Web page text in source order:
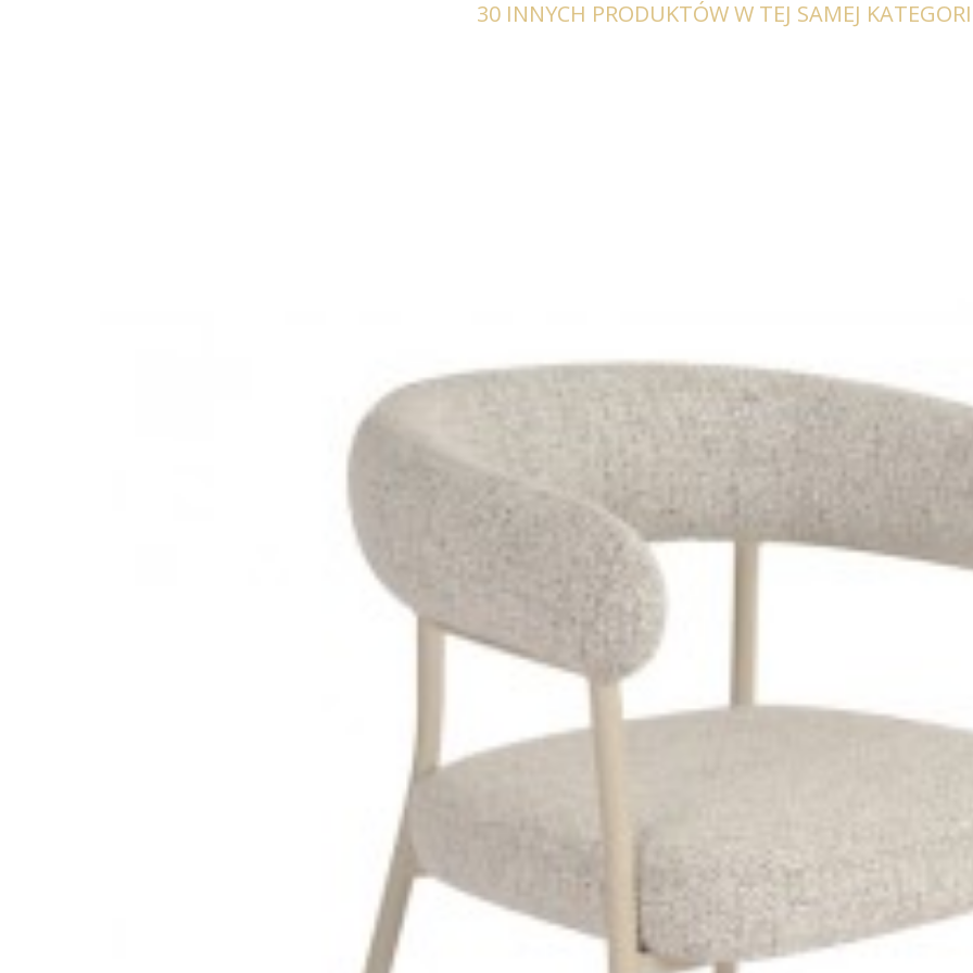
STÓŁ ROXBY 140 CM CZARNY DĄB
30 INNYCH PRODUKTÓW W TEJ SAMEJ